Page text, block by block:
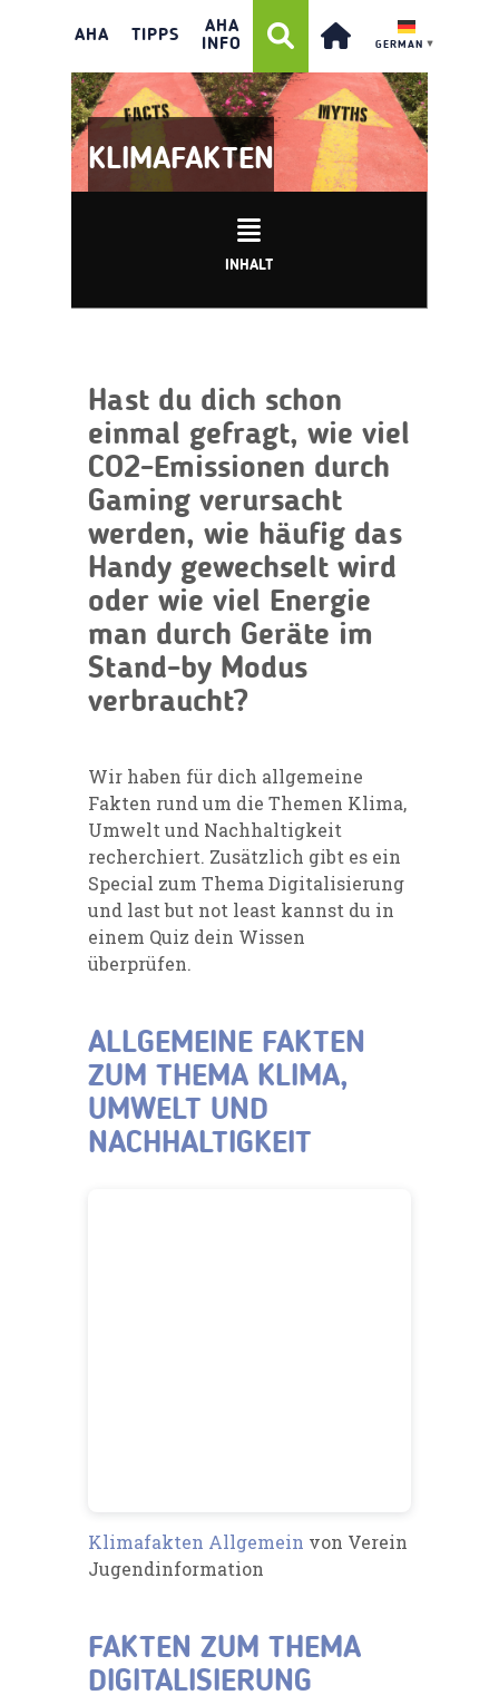
AHA TIPPS
AHA
INFO
GERMAN ▼
KLIMAFAKTEN
INHALT
Hast du dich schon
einmal gefragt, wie viel
CO2-Emissionen durch
Gaming verursacht
werden, wie häufig das
Handy gewechselt wird
oder wie viel Energie
man durch Geräte im
Stand-by Modus
verbraucht?
Wir haben für dich allgemeine
Fakten rund um die Themen Klima,
Umwelt und Nachhaltigkeit
recherchiert. Zusätzlich gibt es ein
Special zum Thema Digitalisierung
und last but not least kannst du in
einem Quiz dein Wissen
überprüfen.
ALLGEMEINE FAKTEN
ZUM THEMA KLIMA,
UMWELT UND
NACHHALTIGKEIT
Klimafakten Allgemein von Verein
Jugendinformation
FAKTEN ZUM THEMA
DIGITALISIERUNG